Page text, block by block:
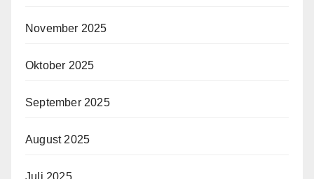
November 2025
Oktober 2025
September 2025
August 2025
Juli 2025